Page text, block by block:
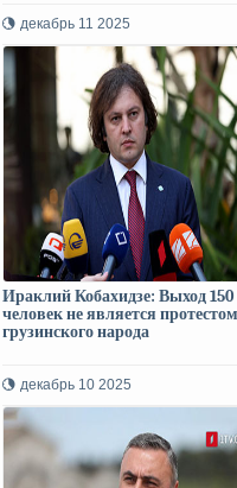
декабрь 11 2025
Ираклий Кобахидзе: Выход 150
человек не является протестом
грузинского народа
декабрь 10 2025